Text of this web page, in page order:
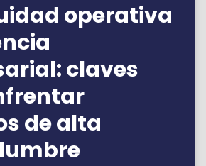
operativa
claves
de alta